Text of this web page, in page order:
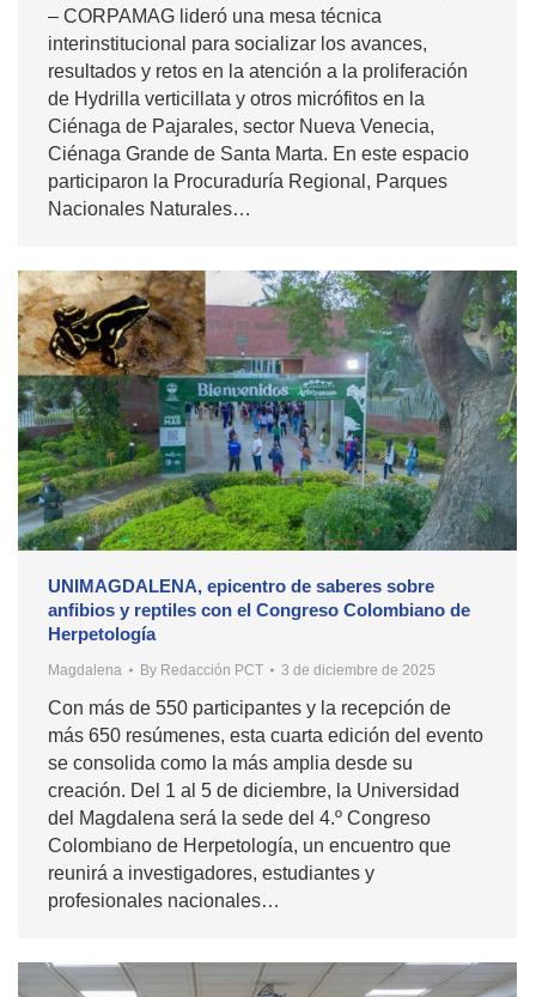
– CORPAMAG lideró una mesa técnica
interinstitucional para socializar los avances,
resultados y retos en la atención a la proliferación
de Hydrilla verticillata y otros micrófitos en la
Ciénaga de Pajarales, sector Nueva Venecia,
Ciénaga Grande de Santa Marta. En este espacio
participaron la Procuraduría Regional, Parques
Nacionales Naturales…
UNIMAGDALENA, epicentro de saberes sobre
anfibios y reptiles con el Congreso Colombiano de
Herpetología
Magdalena By Redacción PCT 3 de diciembre de 2025
Con más de 550 participantes y la recepción de
más 650 resúmenes, esta cuarta edición del evento
se consolida como la más amplia desde su
creación. Del 1 al 5 de diciembre, la Universidad
del Magdalena será la sede del 4.º Congreso
Colombiano de Herpetología, un encuentro que
reunirá a investigadores, estudiantes y
profesionales nacionales…